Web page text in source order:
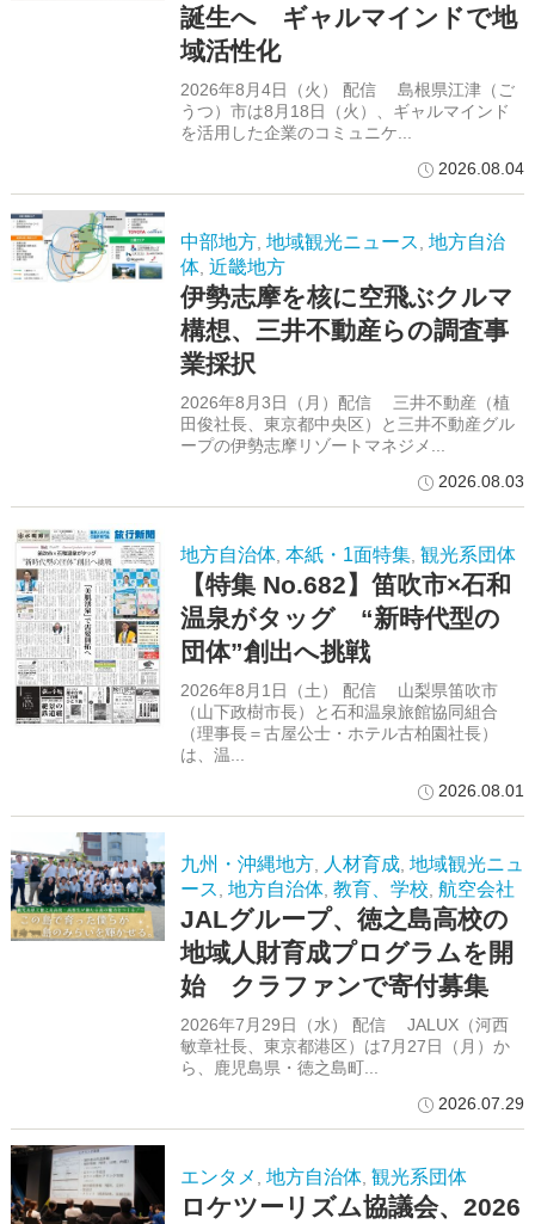
誕生へ ギャルマインドで地
域活性化
2026年8月4日（火） 配信 島根県江津（ご
うつ）市は8月18日（火）、ギャルマインド
を活用した企業のコミュニケ...
2026.08.04
中部地方, 地域観光ニュース, 地方自治
体, 近畿地方
伊勢志摩を核に空飛ぶクルマ
構想、三井不動産らの調査事
業採択
2026年8月3日（月）配信 三井不動産（植
田俊社長、東京都中央区）と三井不動産グル
ープの伊勢志摩リゾートマネジメ...
2026.08.03
地方自治体, 本紙・1面特集, 観光系団体
【特集 No.682】笛吹市×石和
温泉がタッグ “新時代型の
団体”創出へ挑戦
2026年8月1日（土） 配信 山梨県笛吹市
（山下政樹市長）と石和温泉旅館協同組合
（理事長＝古屋公士・ホテル古柏園社長）
は、温...
2026.08.01
九州・沖縄地方, 人材育成, 地域観光ニュ
ース, 地方自治体, 教育、学校, 航空会社
JALグループ、徳之島高校の
地域人財育成プログラムを開
始 クラファンで寄付募集
2026年7月29日（水） 配信 JALUX（河西
敏章社長、東京都港区）は7月27日（月）か
ら、鹿児島県・徳之島町...
2026.07.29
エンタメ , 地方自治体, 観光系団体
ロケツーリズム協議会、2026